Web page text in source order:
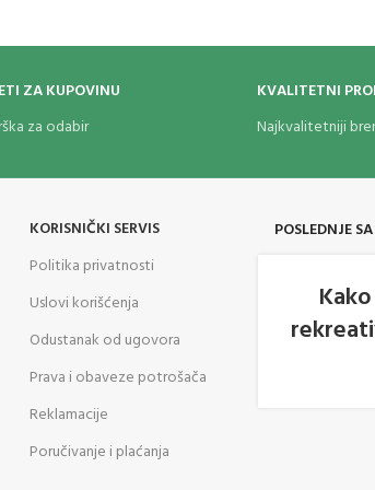
ZA KUPOVINU
za odabir
KVALITETNI
Najkvalitetniji
KORISNIČKI SERVIS
Politika privatnosti
Uslovi korišćenja
Odustanak od ugovora
Prava i obaveze potrošača
Reklamacije
Poručivanje i plaćanja
POSLEDNJE